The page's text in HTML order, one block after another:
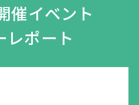
催イベント
レポート